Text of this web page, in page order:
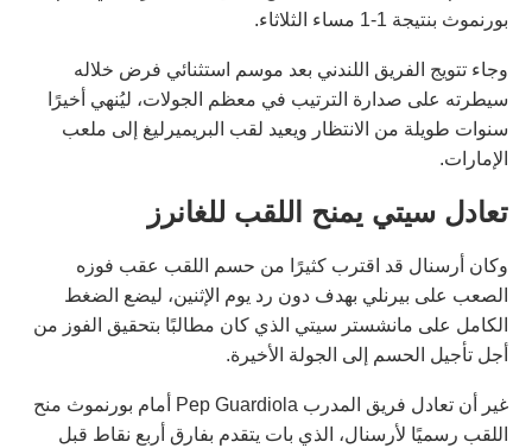
بورنموث بنتيجة 1-1 مساء الثلاثاء.
وجاء تتويج الفريق اللندني بعد موسم استثنائي فرض خلاله
سيطرته على صدارة الترتيب في معظم الجولات، ليُنهي أخيرًا
سنوات طويلة من الانتظار ويعيد لقب البريميرليغ إلى ملعب
الإمارات.
تعادل سيتي يمنح اللقب للغانرز
وكان أرسنال قد اقترب كثيرًا من حسم اللقب عقب فوزه
الصعب على بيرنلي بهدف دون رد يوم الإثنين، ليضع الضغط
الكامل على مانشستر سيتي الذي كان مطالبًا بتحقيق الفوز من
أجل تأجيل الحسم إلى الجولة الأخيرة.
غير أن تعادل فريق المدرب Pep Guardiola أمام بورنموث منح
اللقب رسميًا لأرسنال، الذي بات يتقدم بفارق أربع نقاط قبل